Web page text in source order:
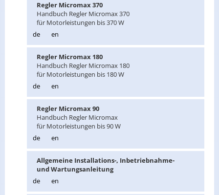
Reg­ler Mi­cro­max 370
Hand­buch Reg­ler Mi­cro­max 370
für Mo­tor­leis­tun­gen bis 370 W
de
en
Reg­ler Mi­cro­max 180
Hand­buch Reg­ler Mi­cro­max 180
für Mo­tor­leis­tun­gen bis 180 W
de
en
Reg­ler Mi­cro­max 90
Hand­buch Reg­ler Mi­cro­max
für Mo­tor­leis­tun­gen bis 90 W
de
en
All­ge­mei­ne In­stal­la­ti­ons-, In­be­trieb­nah­me-
und War­tungs­an­lei­tung
de
en